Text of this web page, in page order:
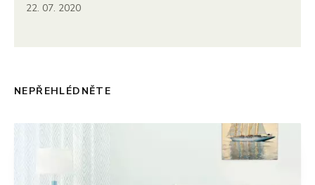
22. 07. 2020
NEPŘEHLÉDNĚTE